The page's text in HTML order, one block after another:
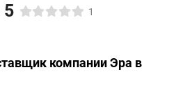
5 1
компанииЭра в